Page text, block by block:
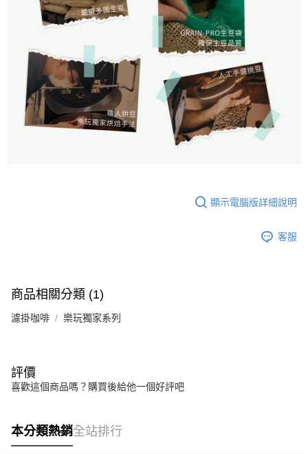
顯示電腦版詳細說明
客服
商品相關分類 (1)
濾掛咖啡 樂玩獨家系列
評價
喜歡這個商品嗎？購買後給他一個好評吧
本分類熱銷全站排行